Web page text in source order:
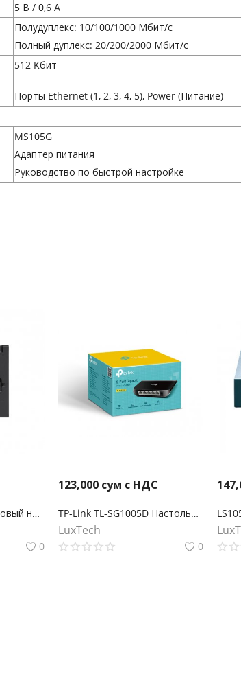
5 В / 0,6 А
Полудуплекс: 10/100/1000 Мбит/с
Полный дуплекс: 20/200/2000 Мбит/с
512 Kбит
Порты Ethernet (1, 2, 3, 4, 5), Power (Питание)
MS105G
Адаптер питания
Руководство по быстрой настройке
TL-SG105S-M2 5-портовый настольный мультигигабитный коммутатор 2,5G
0
123,000 сум с НДС
TP-Link TL-SG1005D Настольный коммутатор с 5 гигабитными портами
LuxTech
0